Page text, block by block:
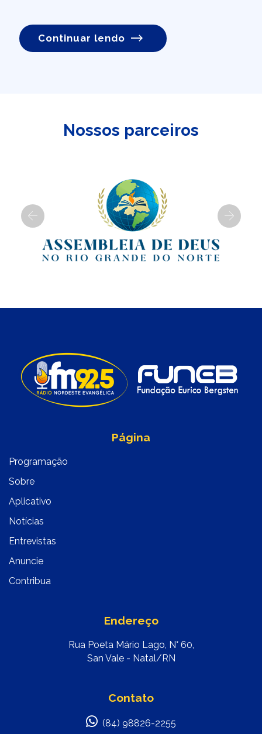
Continuar lendo
Nossos parceiros
Previous Next
Página
Programação
Sobre
Aplicativo
Notícias
Entrevistas
Anuncie
Contribua
Endereço
Rua Poeta Mário Lago, N° 60,
San Vale - Natal/RN
Contato
(84) 98826-2255